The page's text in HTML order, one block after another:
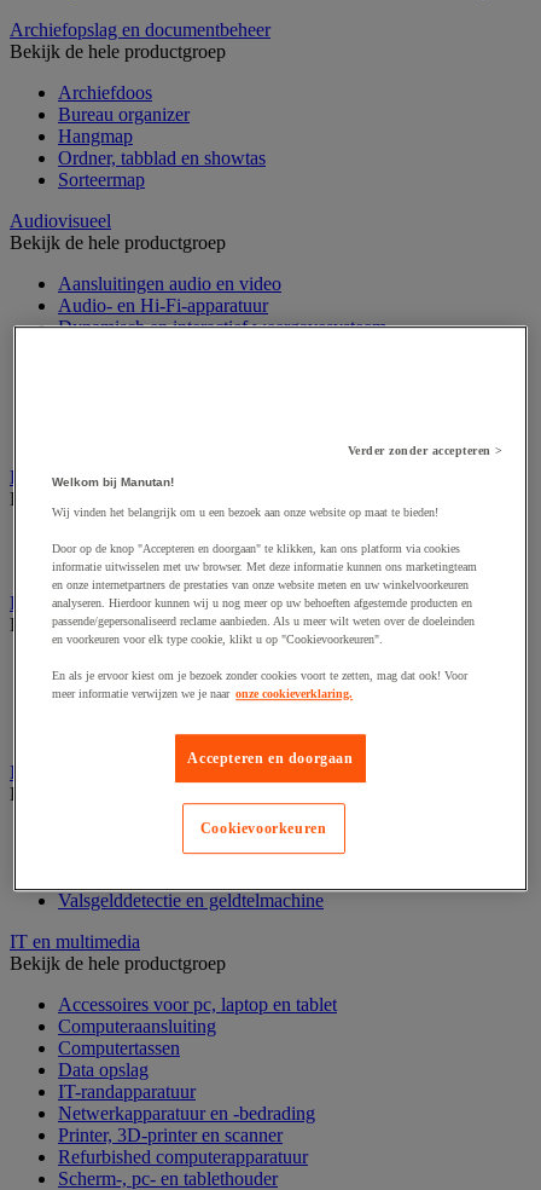
Archiefopslag en documentbeheer
Bekijk de hele productgroep
Archiefdoos
Bureau organizer
Hangmap
Ordner, tabblad en showtas
Sorteermap
Audiovisueel
Bekijk de hele productgroep
Aansluitingen audio en video
Audio- en Hi-Fi-apparatuur
Dynamisch en interactief weergavesysteem
Bewegwijzering en aanduidingsborden
Bekijk de hele productgroep
Deurnaambord
Pictogram
Folderrek en -houder
Bekijk de hele productgroep
Mobiel folderrek
Wandfolderhouder
Inname en beheer van geld
Bekijk de hele productgroep
Barcode scanner en accessoires
Biljettenteller/sorteerder en valsgelddetector
Valsgelddetectie en geldtelmachine
IT en multimedia
Bekijk de hele productgroep
Accessoires voor pc, laptop en tablet
Computeraansluiting
Computertassen
Data opslag
IT-randapparatuur
Netwerkapparatuur en -bedrading
Printer, 3D-printer en scanner
Refurbished computerapparatuur
Scherm-, pc- en tablethouder
Verder zonder accepteren >
Welkom bij Manutan!
Wij vinden het belangrijk om u een bezoek aan onze website op maat te bieden!
Door op de knop "Accepteren en doorgaan" te klikken, kan ons platform via cookies
informatie uitwisselen met uw browser. Met deze informatie kunnen ons marketingteam
en onze internetpartners de prestaties van onze website meten en uw winkelvoorkeuren
analyseren. Hierdoor kunnen wij u nog meer op uw behoeften afgestemde producten en
passende/gepersonaliseerd reclame aanbieden. Als u meer wilt weten over de doeleinden
en voorkeuren voor elk type cookie, klikt u op "Cookievoorkeuren".
En als je ervoor kiest om je bezoek zonder cookies voort te zetten, mag dat ook! Voor
meer informatie verwijzen we je naar onze cookieverklaring.
Accepteren en doorgaan
Cookievoorkeuren